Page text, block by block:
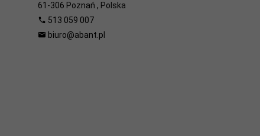
61-306 Poznań , Polska
513 059 007
biuro@abant.pl